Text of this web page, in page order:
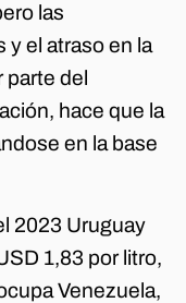
las
el atraso en la
parte del
hace que la
en la base
2023 Uruguay
1,83 por litro,
Venezuela,